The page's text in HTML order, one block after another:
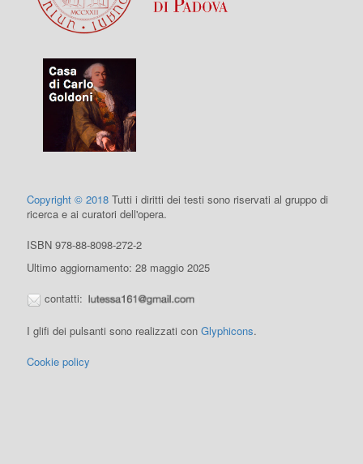
Copyright © 2018 Tutti i diritti dei testi sono riservati al gruppo di
ricerca e ai curatori dell'opera.
ISBN 978-88-8098-272-2
Ultimo aggiornamento: 28 maggio 2025
contatti:
I glifi dei pulsanti sono realizzati conGlyphicons.
Cookie policy